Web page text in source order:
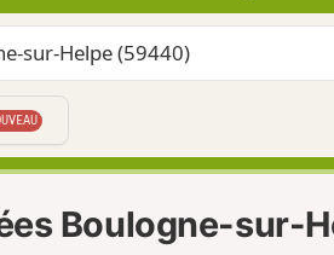
Boulogne-sur-